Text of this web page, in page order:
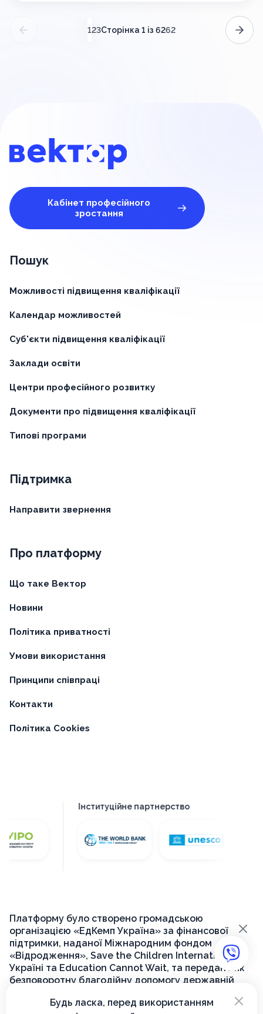
123Сторінка 1 із 6262
Кабінет професійного
зростання
Пошук
Можливості підвищення кваліфікації
Календар можливостей
Суб'єкти підвищення кваліфікації
Заклади освіти
Центри професійного розвитку
Документи про підвищення кваліфікації
Типові програми
Підтримка
Направити звернення
Про платформу
Що таке Вектор
Новини
Політика приватності
Умови використання
Принципи співпраці
Контакти
Політика Cookies
Інституційне партнерство
Платформу було створено громадською
організацією «ЕдКемп Україна» за фінансової
підтримки, наданої Міжнародним фондом
«Відродження», Save the Children International в
Україні та Education Cannot Wait, та передано як
безповоротну благодійну допомогу державній
для її подальшого функціонування на державному
×
Будь ласка, перед використанням
×